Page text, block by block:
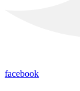
facebook